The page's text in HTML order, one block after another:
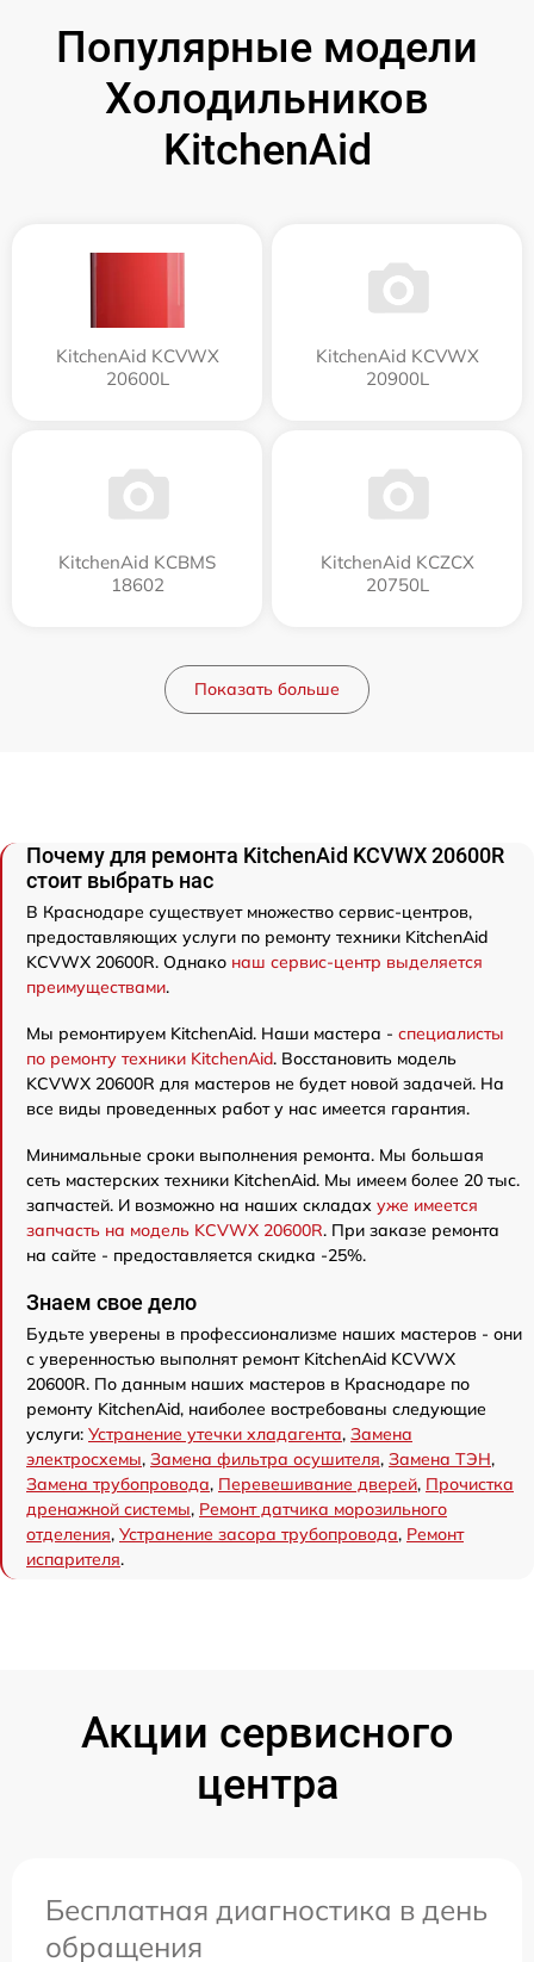
Популярные модели
Холодильников
KitchenAid
KitchenAid KCVWX
20600L
KitchenAid KCVWX
20900L
KitchenAid KCBMS
18602
KitchenAid KCZCX
20750L
Показать больше
Почему для ремонта KitchenAid KCVWX 20600R
стоит выбрать нас
В Краснодаре существует множество сервис-центров,
предоставляющих услуги по ремонту техники KitchenAid
KCVWX 20600R. Однако наш сервис-центр выделяется
преимуществами.
Мы ремонтируем KitchenAid. Наши мастера - специалисты
по ремонту техники KitchenAid. Восстановить модель
KCVWX 20600R для мастеров не будет новой задачей. На
все виды проведенных работ у нас имеется гарантия.
Минимальные сроки выполнения ремонта. Мы большая
сеть мастерских техники KitchenAid. Мы имеем более 20 тыс.
запчастей. И возможно на наших складах уже имеется
запчасть на модель KCVWX 20600R. При заказе ремонта
на сайте - предоставляется скидка -25%.
Знаем свое дело
Будьте уверены в профессионализме наших мастеров - они
с уверенностью выполнят ремонт KitchenAid KCVWX
20600R. По данным наших мастеров в Краснодаре по
ремонту KitchenAid, наиболее востребованы следующие
услуги: Устранение утечки хладагента, Замена
электросхемы, Замена фильтра осушителя, Замена ТЭН,
Замена трубопровода, Перевешивание дверей, Прочистка
дренажной системы, Ремонт датчика морозильного
отделения, Устранение засора трубопровода, Ремонт
испарителя.
Акции сервисного
центра
Бесплатная диагностика в день
обращения